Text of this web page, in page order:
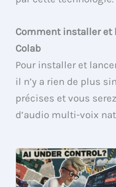
Comment installer et
Colab
Pour installer et
il n’y a rien de plus
précises et vous
d’audio multi-voix